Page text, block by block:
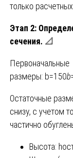
только
Этап 2:
сечения. 📐
Первоначальные
размеры: b=150b
Остаточные
снизу, с учетом
частично
Высота: